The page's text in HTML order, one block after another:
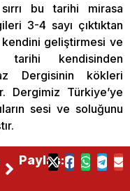
sırrı bu tarihi mirasa
3-4 sayı çıktıktan
geliştirmesi ve
tarihi kendisinden
Dergisinin kökleri
Dergimiz Türkiye’ye
sesi ve soluğunu
Milliye olmayı,
gibi yazmayı
söylemeliyiz ki
Paylaş: